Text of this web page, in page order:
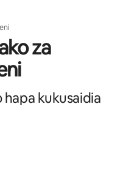
za
kukusaidia